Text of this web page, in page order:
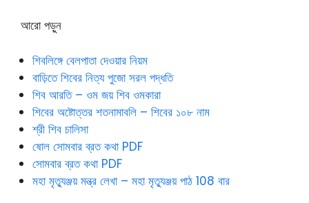
আরো পড়ুন
শিবলিঙ্গে বেলপাতা দেওয়ার নিয়ম
বাড়িতে শিবের নিত্য পুজো সরল পদ্ধতি
শিব আরতি – ওম জয় শিব ওমকারা
শিবের অষ্টোত্তর শতনামাবলি – শিবের ১০৮ নাম
শ্রী শিব চালিসা
ষোল সোমবার ব্রত কথা PDF
সোমবার ব্রত কথা PDF
মহা মৃত্যুঞ্জয় মন্ত্র লেখা – মহা মৃত্যুঞ্জয় পাঠ 108 বার